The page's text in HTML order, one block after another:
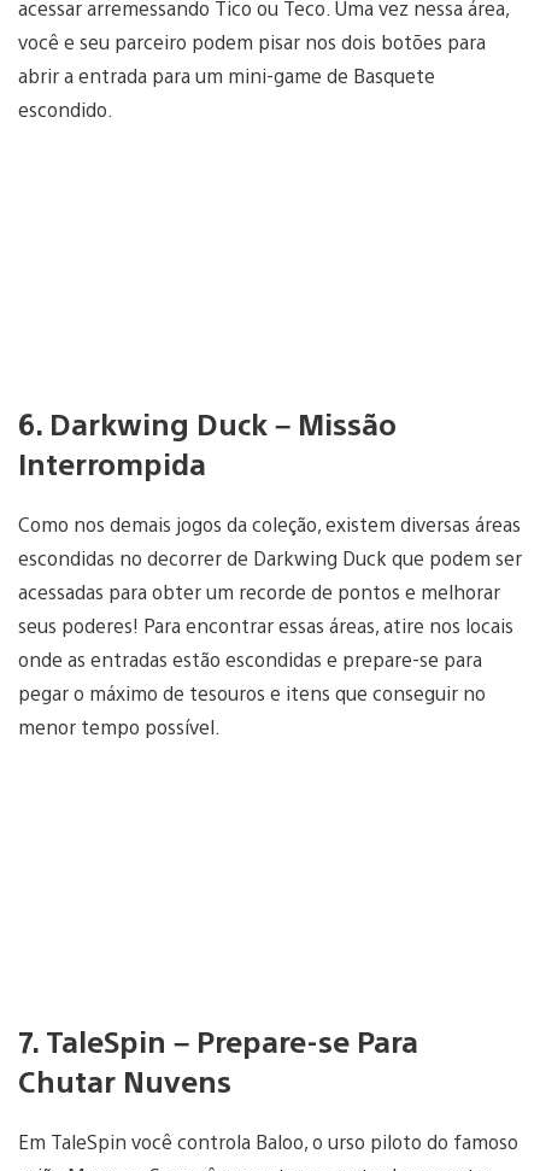
acessar arremessando Tico ou Teco. Uma vez nessa área,
você e seu parceiro podem pisar nos dois botões para
abrir a entrada para um mini-game de Basquete
escondido.
6. Darkwing Duck – Missão
Interrompida
Como nos demais jogos da coleção, existem diversas áreas
escondidas no decorrer de Darkwing Duck que podem ser
acessadas para obter um recorde de pontos e melhorar
seus poderes! Para encontrar essas áreas, atire nos locais
onde as entradas estão escondidas e prepare-se para
pegar o máximo de tesouros e itens que conseguir no
menor tempo possível.
7. TaleSpin – Prepare-se Para
Chutar Nuvens
Em TaleSpin você controla Baloo, o urso piloto do famoso